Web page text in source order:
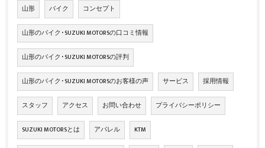
山形 バイク コンセプト
山形のバイク･SUZUKI MOTORSの口コミ情報
山形のバイク･SUZUKI MOTORSの評判
山形のバイク･SUZUKI MOTORSのお客様の声 サービス 採用情報
スタッフ アクセス お問い合わせ プライバシーポリシー
SUZUKI MOTORSとは アパレル KTM